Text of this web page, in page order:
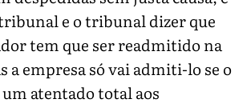
e o tribunal dizer que
tem que ser readmitido na
a empresa só vai admiti-lo se o
atentado total aos